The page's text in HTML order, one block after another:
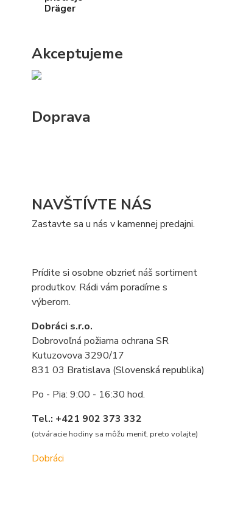
Akceptujeme
Doprava
NAVŠTÍVTE NÁS
Zastavte sa u nás v kamennej predajni.
Prídite si osobne obzrieť náš sortiment
produtkov. Rádi vám poradíme s
výberom.
Dobráci s.r.o.
Dobrovoľná požiarna ochrana SR
Kutuzovova 3290/17
831 03 Bratislava (Slovenská republika)
Po - Pia: 9:00 - 16:30 hod.
Tel.: +421 902 373 332
(otváracie hodiny sa môžu meniť, preto volajte)
Dobráci